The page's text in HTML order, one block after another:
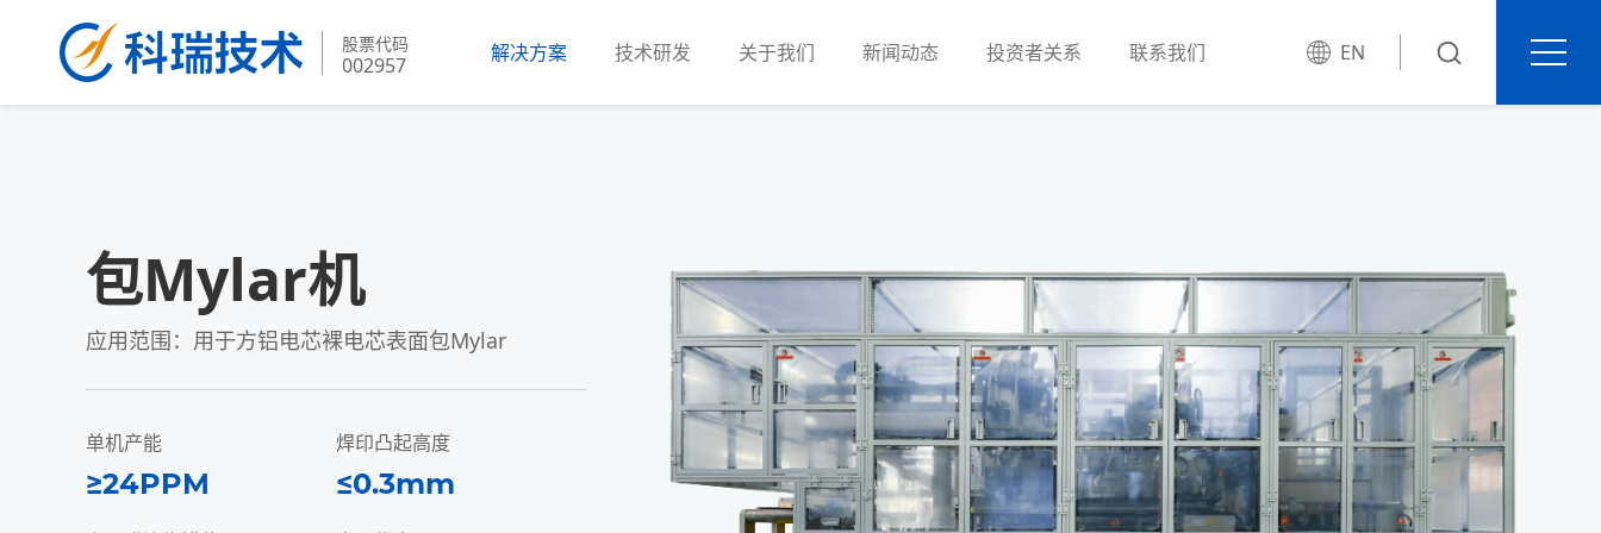
股票代码
002957 EN
解决方案 技术研发 关于我们 新闻动态 投资者关系 联系我们
包Mylar机
应用范围：用于方铝电芯裸电芯表面包Mylar
单机产能
≥24PPM
焊印凸起高度
≤0.3mm